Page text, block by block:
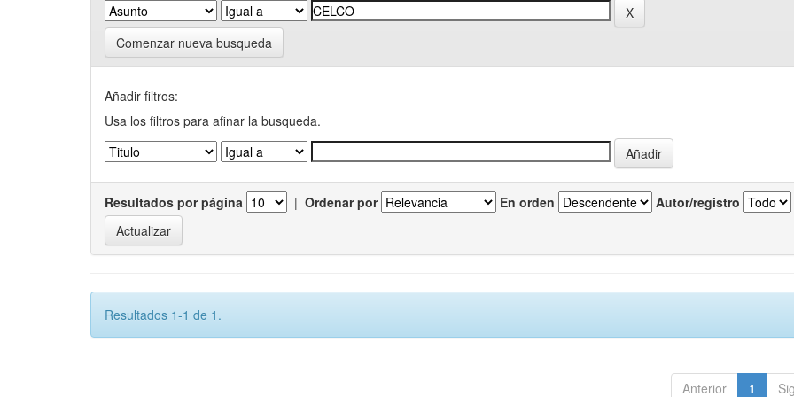
Comenzar nueva busqueda
Añadir filtros:
Usa los filtros para afinar la busqueda.
Resultados por página | Ordenar por En orden Autor/registro
Resultados 1-1 de 1.
Anterior 1